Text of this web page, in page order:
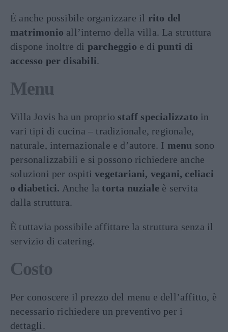
È anche possibile organizzare il rito del
matrimonio all’interno della villa. La struttura
dispone inoltre di parcheggio e dipunti di
accesso per disabili.
Menu
Villa Jovis ha un proprio staff specializzato in
vari tipi di cucina – tradizionale, regionale,
naturale, internazionale e d’autore. I menu sono
personalizzabili e si possono richiedere anche
soluzioni per ospiti vegetariani, vegani, celiaci
o diabetici. Anche latorta nuziale è servita
dalla struttura.
È tuttavia possibile affittare la struttura senza il
servizio di catering.
Costo
Per conoscere il prezzo del menu e dell’affitto, è
necessario richiedere un preventivo per i
dettagli.